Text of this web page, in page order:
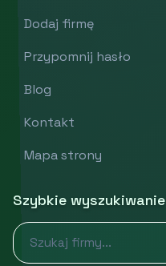
Dodaj firmę
Przypomnij hasło
Blog
Kontakt
Mapa strony
Szybkie wyszukiwanie